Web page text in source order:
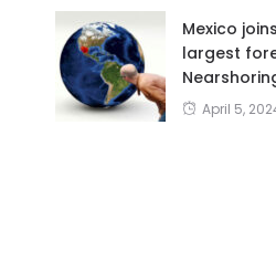
Mexico
largest
April 5,